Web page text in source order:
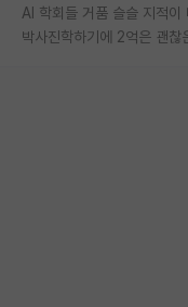
AI 학회들 거품 슬슬 지적이